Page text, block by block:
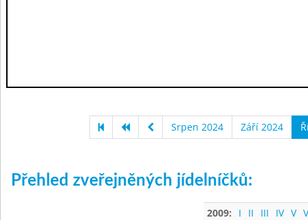
Srpen 2024 Září 2024
Přehled zveřejněných jídelníčků:
2009: I II III IV V